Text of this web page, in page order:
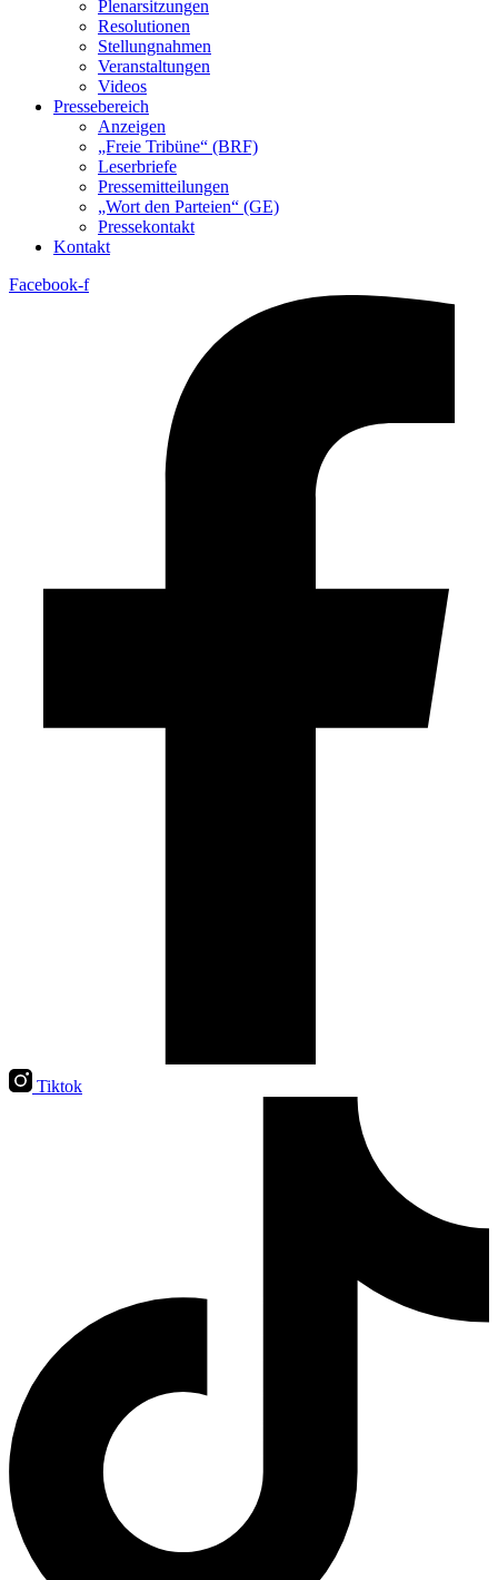
Plenarsitzungen
Resolutionen
Stellungnahmen
Veranstaltungen
Videos
Pressebereich
Anzeigen
„Freie Tribüne“ (BRF)
Leserbriefe
Pressemitteilungen
„Wort den Parteien“ (GE)
Pressekontakt
Kontakt
Facebook-f
Tiktok